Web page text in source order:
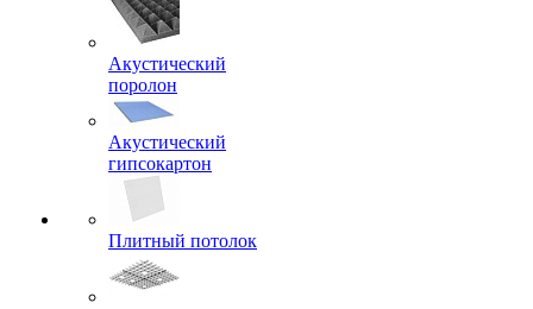
Акустический
поролон
Акустический
гипсокартон
Плитный потолок